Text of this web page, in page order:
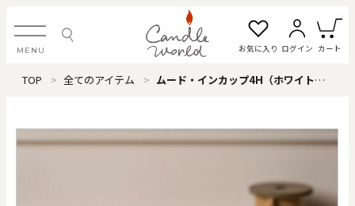
MENU お気に入り ログイン カート
ログイン・新規会員登録
TOP 全てのアイテム ムード・インカップ4H（ホワイト） ※24個単位